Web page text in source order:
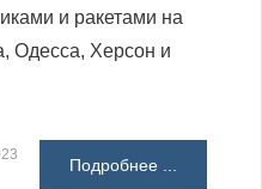
и ракетами на
Одесса, Херсон и
Подробнее ...